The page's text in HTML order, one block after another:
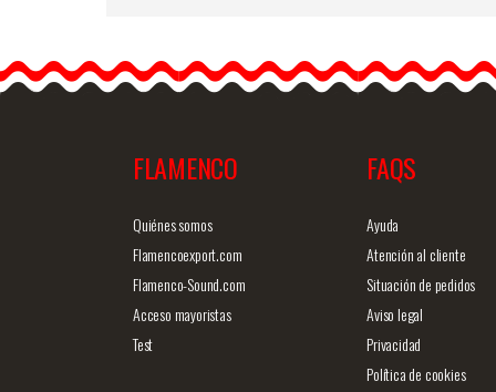
FLAMENCO
Quiénes somos
Flamencoexport.com
Flamenco-Sound.com
Acceso mayoristas
Test
FAQS
Ayuda
Atención al cliente
Situación de pedidos
Aviso legal
Privacidad
Política de cookies